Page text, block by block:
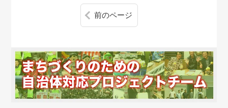
前のページ